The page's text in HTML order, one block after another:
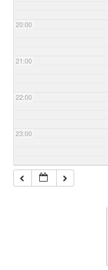
20:00
21:00
22:00
23:00